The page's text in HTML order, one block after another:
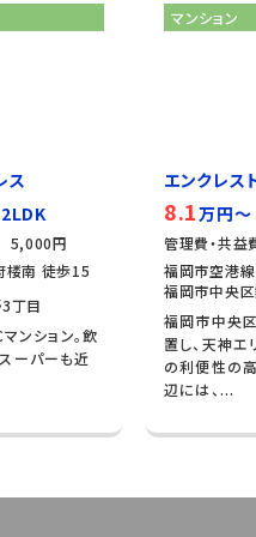
ス
5,000円
楼南 徒歩15
丁目
ンション。飲
ーパーも近
マンション
エンクレス
8.1万円
管理費・共
福岡市空港
福岡市中央
福岡市中央
置し、天神
の利便性の
辺には、...